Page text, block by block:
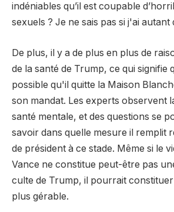
indéniables qu’il est coupable
sexuels ? Je ne sais pas si j'ai autant
De plus, il y a de plus en plus de
de la santé de Trump, ce qui signifie
possible qu'il quitte la Maison
son mandat. Les experts observent
santé mentale, et des questions se
savoir dans quelle mesure il remplit
de président à ce stade. Même si le
Vance ne constitue peut-être pas
culte de Trump, il pourrait
plus gérable.